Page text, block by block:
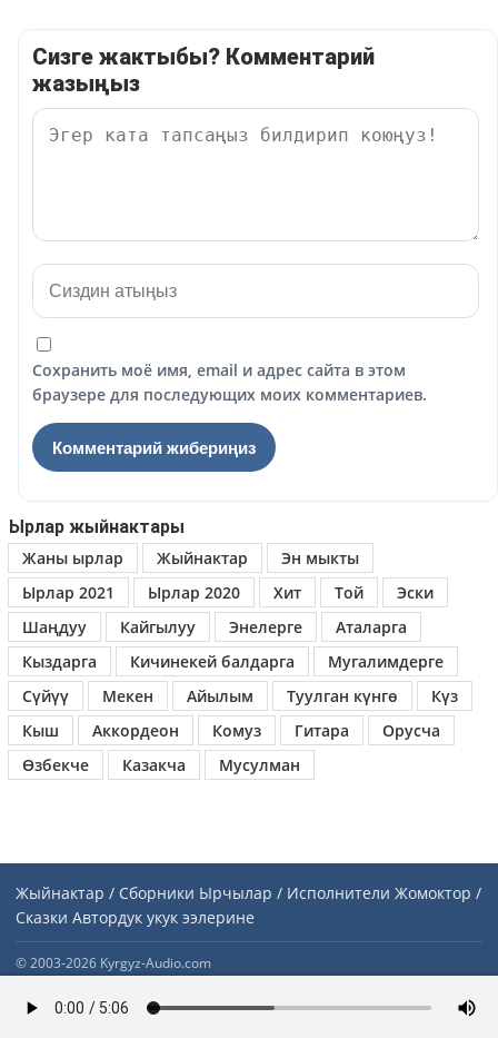
Сизге жактыбы? Комментарий
жазыңыз
Сохранить моё имя, email и адрес сайта в этом
браузере для последующих моих комментариев.
Ырлар жыйнактары
Жаны ырлар
Жыйнактар
Эн мыкты
Ырлар 2021
Ырлар 2020 Хит Той
Эски
Шаңдуу
Кайгылуу Энелерге
Аталарга
Кыздарга
Кичинекей балдарга
Мугалимдерге
Сүйүү
Мекен Айылым Туулган күнгө
Күз
Кыш
Аккордеон Комуз Гитара
Орусча
Өзбекче
Казакча Мусулман
Жыйнактар / Сборники Ырчылар / Исполнители Жомоктор /
Сказки Автордук укук ээлерине
© 2003-2026 Kyrgyz-Audio.com